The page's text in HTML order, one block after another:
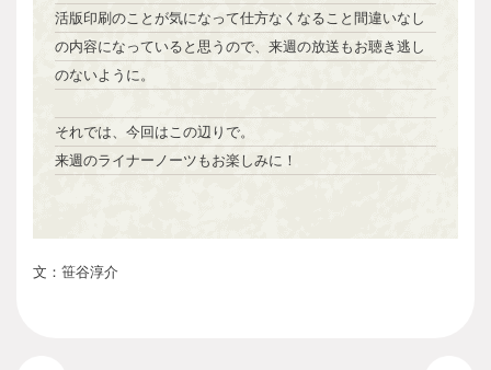
活版印刷のことが気になって仕方なくなること間違いなし
の内容になっていると思うので、来週の放送もお聴き逃し
のないように。
それでは、今回はこの辺りで。
来週のライナーノーツもお楽しみに！
文：笹谷淳介